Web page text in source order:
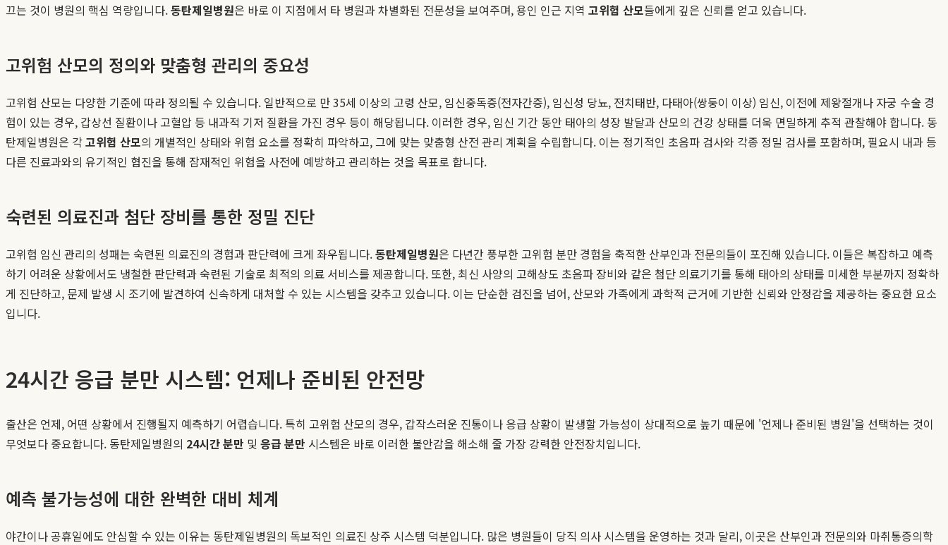
끄는 것이 병원의 핵심 역량입니다.동탄제일병원은 바로 이 지점에서 타 병원과 차별화된 전문성을 보여주며, 용인 인근 지역 고위험 산모들에게 깊은 신뢰를 얻고 있습니다.
고위험 산모의 정의와 맞춤형 관리의 중요성
고위험 산모는 다양한 기준에 따라 정의될 수 있습니다. 일반적으로 만 35세 이상의 고령 산모, 임신중독증(전자간증), 임신성 당뇨, 전치태반, 다태아(쌍둥이 이상) 임신, 이전에 제왕절개나 자궁 수술 경
험이 있는 경우, 갑상선 질환이나 고혈압 등 내과적 기저 질환을 가진 경우 등이 해당됩니다. 이러한 경우, 임신 기간 동안 태아의 성장 발달과 산모의 건강 상태를 더욱 면밀하게 추적 관찰해야 합니다. 동
탄제일병원은 각고위험 산모의 개별적인 상태와 위험 요소를 정확히 파악하고, 그에 맞는 맞춤형 산전 관리 계획을 수립합니다. 이는 정기적인 초음파 검사와 각종 정밀 검사를 포함하며, 필요시 내과 등
다른 진료과와의 유기적인 협진을 통해 잠재적인 위험을 사전에 예방하고 관리하는 것을 목표로 합니다.
숙련된 의료진과 첨단 장비를 통한 정밀 진단
고위험 임신 관리의 성패는 숙련된 의료진의 경험과 판단력에 크게 좌우됩니다.동탄제일병원은 다년간 풍부한 고위험 분만 경험을 축적한 산부인과 전문의들이 포진해 있습니다. 이들은 복잡하고 예측
하기 어려운 상황에서도 냉철한 판단력과 숙련된 기술로 최적의 의료 서비스를 제공합니다. 또한, 최신 사양의 고해상도 초음파 장비와 같은 첨단 의료기기를 통해 태아의 상태를 미세한 부분까지 정확하
게 진단하고, 문제 발생 시 조기에 발견하여 신속하게 대처할 수 있는 시스템을 갖추고 있습니다. 이는 단순한 검진을 넘어, 산모와 가족에게 과학적 근거에 기반한 신뢰와 안정감을 제공하는 중요한 요소
입니다.
24시간 응급 분만 시스템: 언제나 준비된 안전망
출산은 언제, 어떤 상황에서 진행될지 예측하기 어렵습니다. 특히 고위험 산모의 경우, 갑작스러운 진통이나 응급 상황이 발생할 가능성이 상대적으로 높기 때문에 '언제나 준비된 병원'을 선택하는 것이
무엇보다 중요합니다. 동탄제일병원의 24시간 분만 및 응급 분만 시스템은 바로 이러한 불안감을 해소해 줄 가장 강력한 안전장치입니다.
예측 불가능성에 대한 완벽한 대비 체계
야간이나 공휴일에도 안심할 수 있는 이유는 동탄제일병원의 독보적인 의료진 상주 시스템 덕분입니다. 많은 병원들이 당직 의사 시스템을 운영하는 것과 달리, 이곳은 산부인과 전문의와 마취통증의학